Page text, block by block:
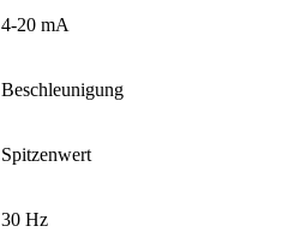
4-20 mA
Beschleunigung
Spitzenwert
30 Hz